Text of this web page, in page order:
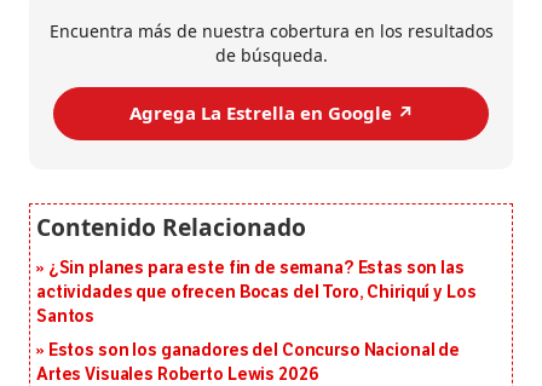
Encuentra más de nuestra cobertura en los resultados
de búsqueda.
Agrega La Estrella en Google ↗️
¿Sin planes para este fin de semana? Estas son las
actividades que ofrecen Bocas del Toro, Chiriquí y Los
Santos
Estos son los ganadores del Concurso Nacional de
Artes Visuales Roberto Lewis 2026